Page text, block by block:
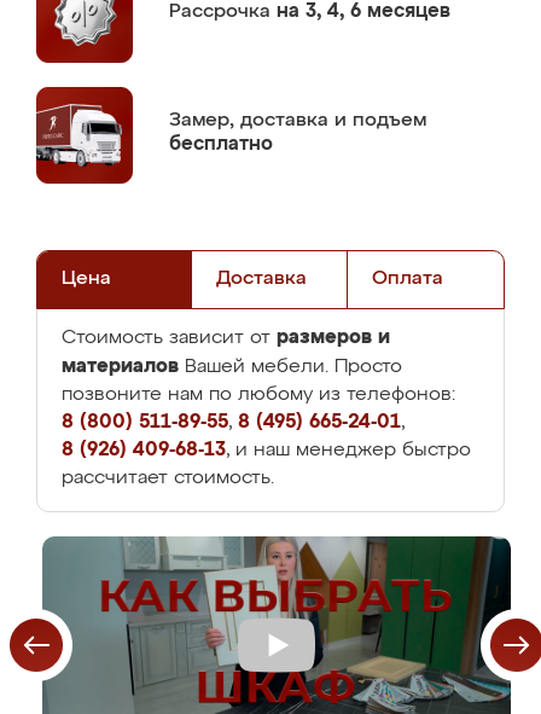
Рассрочка на 3, 4, 6 месяцев
Замер, доставка и подъем
бесплатно
Цена Доставка Оплата
Стоимость зависит от размеров и
материалов Вашей мебели. Просто
позвоните нам по любому из телефонов:
8 (800) 511-89-55, 8 (495) 665-24-01,
8 (926) 409-68-13, и наш менеджер быстро
рассчитает стоимость.